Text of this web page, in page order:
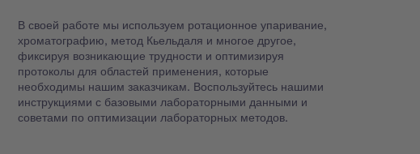
В своей работе мы используем ротационное упаривание,
хроматографию, метод Кьельдаля и многое другое,
фиксируя возникающие трудности и оптимизируя
протоколы для областей применения, которые
необходимы нашим заказчикам. Воспользуйтесь нашими
инструкциями с базовыми лабораторными данными и
советами по оптимизации лабораторных методов.